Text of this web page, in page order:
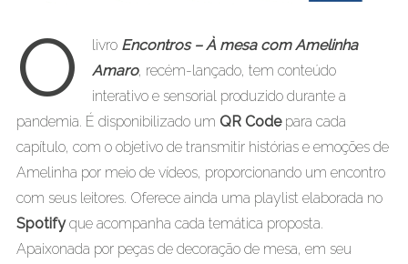
O livro Encontros –À mesa com Amelinha
Amaro, recém-lançado, tem conteúdo
interativo e sensorial produzido durante a
pandemia. É disponibilizado um QR Codepara cada
capítulo, com o objetivo de transmitir histórias e emoções de
Amelinha por meio de vídeos, proporcionando um encontro
com seus leitores. Oferece ainda uma playlist elaborada no
Spotifyque acompanha cada temática proposta.
Apaixonada por peças de decoração de mesa, em seu